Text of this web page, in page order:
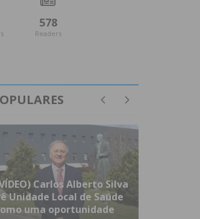
578
Readers
Carlos Alberto Silva
Unidade Local de Saúde
uma oportunidade